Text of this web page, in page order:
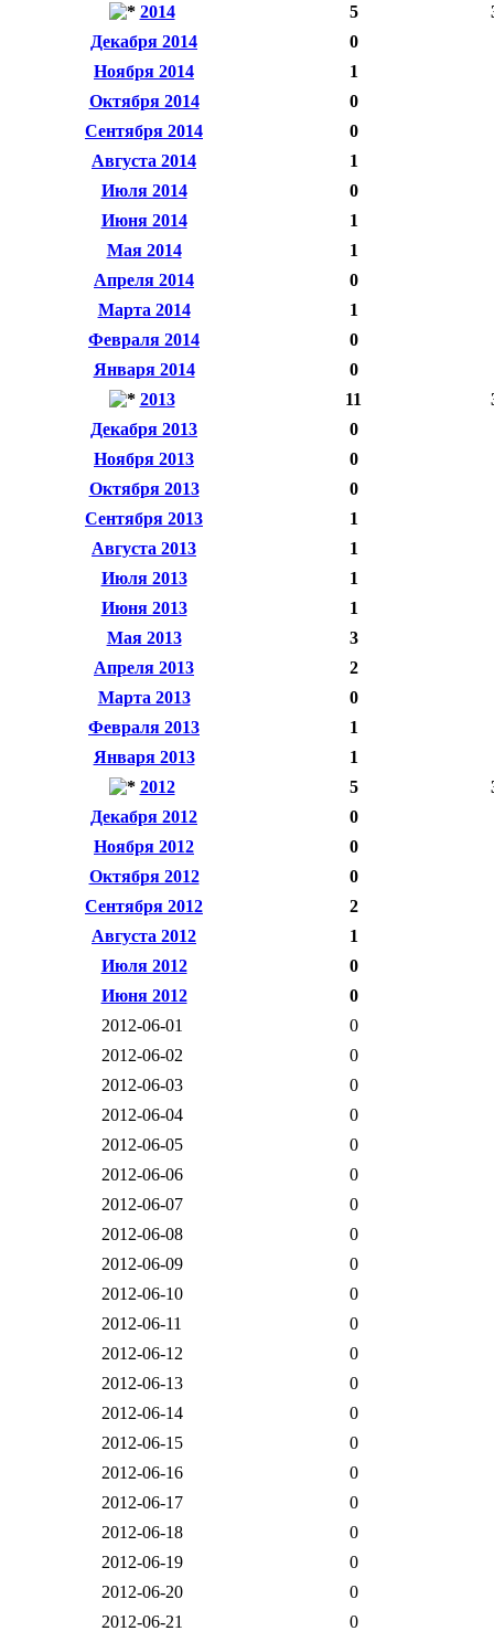
2014
5
Декабря 2014
0
Ноября 2014
1
Октября 2014
0
Сентября 2014
0
Августа 2014
1
Июля 2014
0
Июня 2014
1
Мая 2014
1
Апреля 2014
0
Марта 2014
1
Февраля 2014
0
Января 2014
0
2013
11
Декабря 2013
0
Ноября 2013
0
Октября 2013
0
Сентября 2013
1
Августа 2013
1
Июля 2013
1
Июня 2013
1
Мая 2013
3
Апреля 2013
2
Марта 2013
0
Февраля 2013
1
Января 2013
1
2012
5
Декабря 2012
0
Ноября 2012
0
Октября 2012
0
Сентября 2012
2
Августа 2012
1
Июля 2012
0
Июня 2012
0
2012-06-01
0
2012-06-02
0
2012-06-03
0
2012-06-04
0
2012-06-05
0
2012-06-06
0
2012-06-07
0
2012-06-08
0
2012-06-09
0
2012-06-10
0
2012-06-11
0
2012-06-12
0
2012-06-13
0
2012-06-14
0
2012-06-15
0
2012-06-16
0
2012-06-17
0
2012-06-18
0
2012-06-19
0
2012-06-20
0
2012-06-21
0